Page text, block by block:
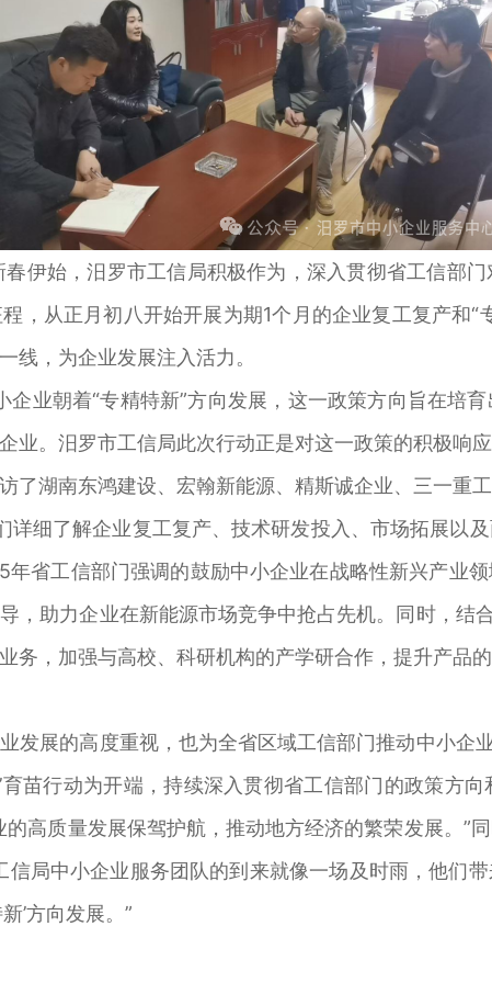
始，汨罗市工信局积极作为，深入贯彻省工信部门
，从正月初八开始开展为期1个月的企业复工复产和“
线，为企业发展注入活力。
朝着“专精特新”方向发展，这一政策方向旨在培育
。汨罗市工信局此次行动正是对这一政策的积极响应
南东鸿建设、宏翰新能源、精斯诚企业、三一重
详细了解企业复工复产、技术研发投入、市场拓展以
省工信部门强调的鼓励中小企业在战略性新兴产业
，助力企业在新能源市场竞争中抢占先机。同时，结
务，加强与高校、科研机构的产学研合作，提升产品
的高度重视，也为全省区域工信部门推动中小企业
苗行动为开端，持续深入贯彻省工信部门的政策方
的高质量发展保驾护航，推动地方经济的繁荣发展。”
局中小企业服务团队的到来就像一场及时雨，他们
’方向发展。”